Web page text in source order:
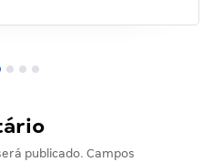
publicado. Campos